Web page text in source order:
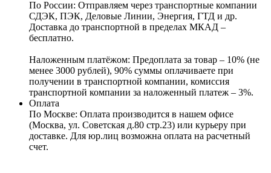
По России: Отправляем через транспортные компании
СДЭК, ПЭК, Деловые Линии, Энергия, ГТД и др.
Доставка до транспортной в пределах МКАД –
бесплатно.
Наложенным платёжом: Предоплата за товар – 10% (не
менее 3000 рублей), 90% суммы оплачиваете при
получении в транспортной компании, комиссия
транспортной компании за наложенный платеж – 3%.
Оплата
По Москве: Оплата производится в нашем офисе
(Москва, ул. Советская д.80 стр.23) или курьеру при
доставке. Для юр.лиц возможна оплата на расчетный
счет.